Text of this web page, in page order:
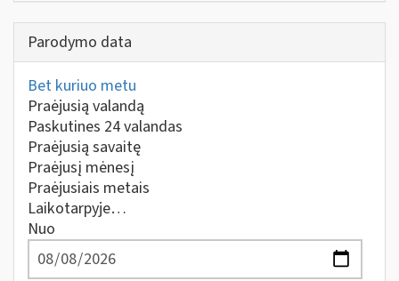
Parodymo data
Bet kuriuo metu
Praėjusią valandą
Paskutines 24 valandas
Praėjusią savaitę
Praėjusį mėnesį
Praėjusiais metais
Laikotarpyje…
Nuo